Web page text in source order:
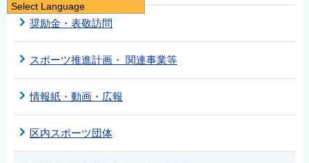
奨励金・表敬訪問
スポーツ推進計画・ 関連事業等
情報紙・動画・広報
区内スポーツ団体
Select Language
日本語
English
简体中文
繁體中文
नेपाली
Filipino